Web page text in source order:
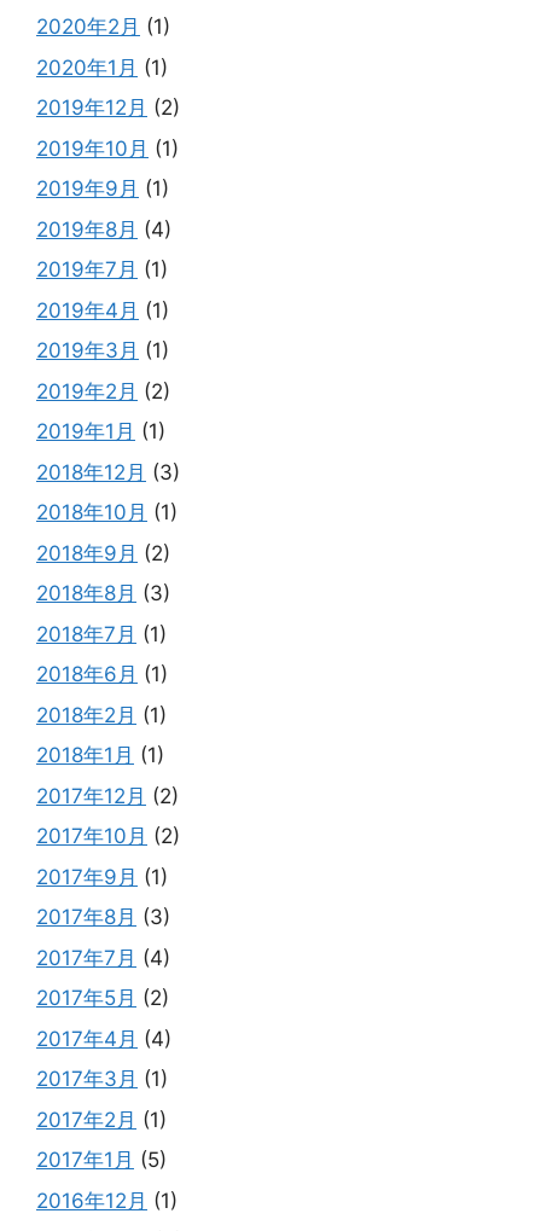
2020年2月 (1)
2020年1月 (1)
2019年12月 (2)
2019年10月 (1)
2019年9月 (1)
2019年8月 (4)
2019年7月 (1)
2019年4月 (1)
2019年3月 (1)
2019年2月 (2)
2019年1月 (1)
2018年12月 (3)
2018年10月 (1)
2018年9月 (2)
2018年8月 (3)
2018年7月 (1)
2018年6月 (1)
2018年2月 (1)
2018年1月 (1)
2017年12月 (2)
2017年10月 (2)
2017年9月 (1)
2017年8月 (3)
2017年7月 (4)
2017年5月 (2)
2017年4月 (4)
2017年3月 (1)
2017年2月 (1)
2017年1月 (5)
2016年12月 (1)